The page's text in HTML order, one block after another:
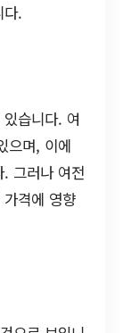
다.
습니다. 여
으며, 이에
그러나 여전
격에 영향